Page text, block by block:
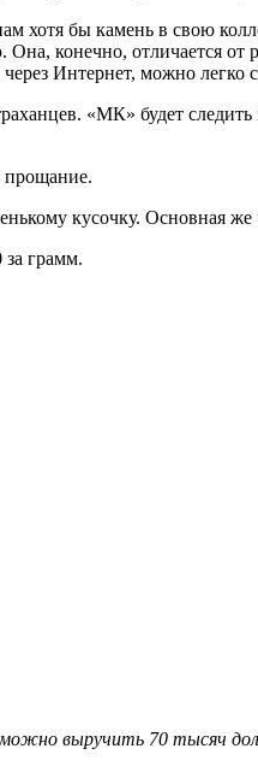
хотя бы камень в свою
конечно, отличается
Интернет, можно
«МК» будет следить
прощание.
кусочку. Основная же
грамм.
выручить 70 тысяч